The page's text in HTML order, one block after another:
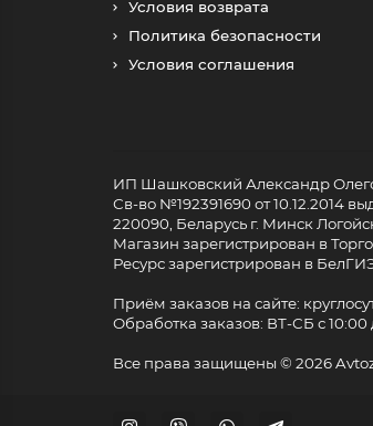
Условия возврата
Политика безопасности
Условия соглашения
ИП Шашковский Александр
Св-во №192391690 от 10.12.2014
220090, Беларусь г. Минск
Магазин зарегистрирован в
Ресурс зарегистрирован в
Приём заказов на сайте:
Обработка заказов: ВТ-СБ с 10:00
Все права защищены © 2026